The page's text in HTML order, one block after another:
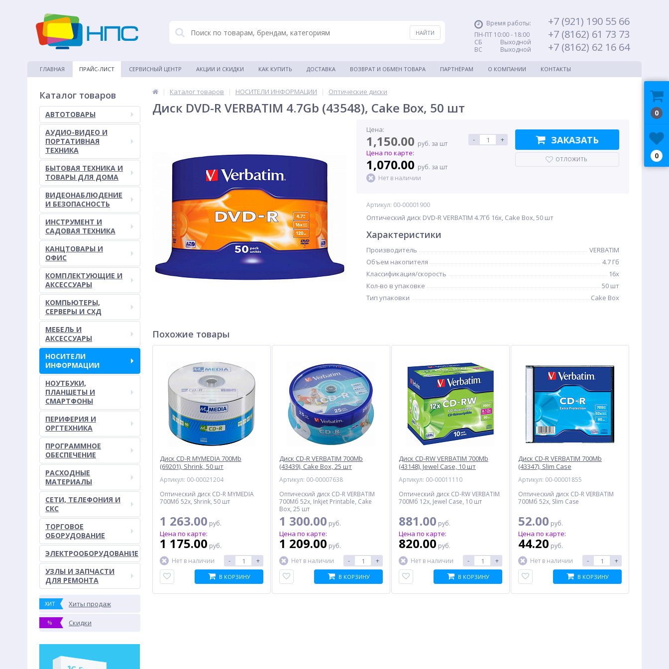
Время работы:
ПН-ПТ 10:00 - 18:00
СБ Выходной
ВС Выходной
+7 (921) 190 55 66
+7 (8162) 61 73 73
+7 (8162) 62 16 64
ГЛАВНАЯ ПРАЙС-ЛИСТ СЕРВИСНЫЙ ЦЕНТР АКЦИИ И СКИДКИ КАК КУПИТЬ ДОСТАВКА ВОЗВРАТ И ОБМЕН ТОВАРА ПАРТНЁРАМ О КОМПАНИИ КОНТАКТЫ
Каталог товаров
АВТОТОВАРЫ
АУДИО-ВИДЕО И
ПОРТАТИВНАЯ
ТЕХНИКА
БЫТОВАЯ ТЕХНИКА И
ТОВАРЫ ДЛЯ ДОМА
ВИДЕОНАБЛЮДЕНИЕ
И БЕЗОПАСНОСТЬ
ИНСТРУМЕНТ И
САДОВАЯ ТЕХНИКА
КАНЦТОВАРЫ И
ОФИС
КОМПЛЕКТУЮЩИЕ И
АКСЕССУАРЫ
КОМПЬЮТЕРЫ,
СЕРВЕРЫ И СХД
МЕБЕЛЬ И
АКСЕССУАРЫ
НОСИТЕЛИ
ИНФОРМАЦИИ
НОУТБУКИ,
ПЛАНШЕТЫ И
СМАРТФОНЫ
ПЕРИФЕРИЯ И
ОРГТЕХНИКА
ПРОГРАММНОЕ
ОБЕСПЕЧЕНИЕ
РАСХОДНЫЕ
МАТЕРИАЛЫ
СЕТИ, ТЕЛЕФОНИЯ И
СКС
ТОРГОВОЕ
ОБОРУДОВАНИЕ
ЭЛЕКТРООБОРУДОВАНИЕ
УЗЛЫ И ЗАПЧАСТИ
ДЛЯ РЕМОНТА
ХИТ Хиты продаж
% Скидки
| Каталог товаров | НОСИТЕЛИ ИНФОРМАЦИИ | Оптические диски
Диск DVD-R VERBATIM 4.7Gb (43548), Cake Box, 50 шт
Цена:
1,150.00 руб. за шт
Цена по карте:
1,070.00 руб. за шт
Нет в наличии
- + ЗАКАЗАТЬ
ОТЛОЖИТЬ
Артикул: 00-00001900
Оптический диск DVD-R VERBATIM 4.7Гб 16x, Cake Box, 50 шт
Характеристики
Производитель
VERBATIM
Объем накопителя
4.7 Гб
Классификация/скорость
16x
Кол-во в упаковке
50 шт
Тип упаковки
Cake Box
Похожие товары
Диск CD-R MYMEDIA 700Mb
(69201), Shrink, 50 шт
Артикул: 00-00021204
Оптический диск CD-R MYMEDIA
700Мб 52x, Shrink, 50 шт
1 263.00 руб.
Цена по карте:
1 175.00 руб.
Нет в наличии
- +
В КОРЗИНУ
Диск CD-R VERBATIM 700Mb
(43439), Cake Box, 25 шт
Артикул: 00-00007638
Оптический диск CD-R VERBATIM
700Мб 52x, Inkjet Printable, Cake
Box, 25 шт
1 300.00 руб.
Цена по карте:
1 209.00 руб.
Нет в наличии
- +
В КОРЗИНУ
Диск CD-RW VERBATIM 700Mb
(43148), Jewel Case, 10 шт
Артикул: 00-00011110
Оптический диск CD-RW VERBATIM
700Мб 12x, Jewel Case, 10 шт
881.00 руб.
Цена по карте:
820.00 руб.
Нет в наличии
- +
В КОРЗИНУ
Диск CD-R VERBATIM 700Mb
(43347), Slim Case
Артикул: 00-00001855
Оптический диск CD-R VERBATIM
700Мб 52x, Slim Case
52.00 руб.
Цена по карте:
44.20 руб.
Нет в наличии
- +
В КОРЗИНУ
0
0